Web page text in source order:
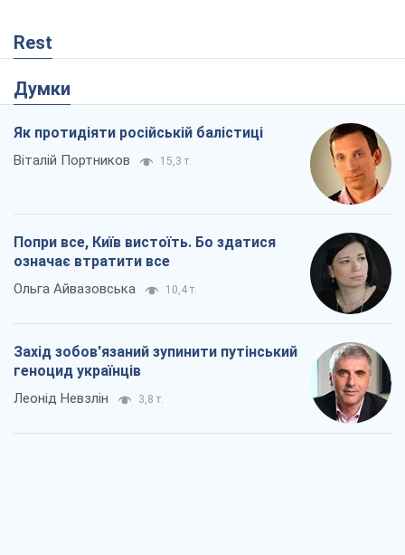
Rest
Думки
Як протидіяти російській балістиці
Віталій Портников 15,3 т.
Попри все, Київ вистоїть. Бо здатися
означає втратити все
Ольга Айвазовська 10,4 т.
Захід зобов'язаний зупинити путінський
геноцид українців
Леонід Невзлін 3,8 т.